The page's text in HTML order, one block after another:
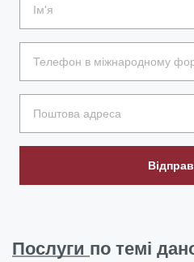
Послуги по темі